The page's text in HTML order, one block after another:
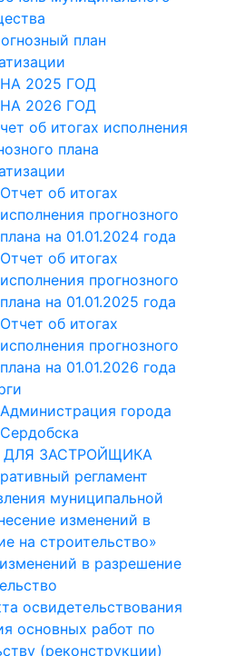
план
НА 2025 ГОД
НА 2026 ГОД
об итогах исполнения
плана
Отчет об итогах
исполнения прогнозного
плана на 01.01.2024 года
Отчет об итогах
исполнения прогнозного
плана на 01.01.2025 года
Отчет об итогах
исполнения прогнозного
плана на 01.01.2026 года
Администрация города
Сердобска
ЗАСТРОЙЩИКА
регламент
муниципальной
изменений в
на строительство»
в разрешение
освидетельствования
основных работ по
(реконструкции)